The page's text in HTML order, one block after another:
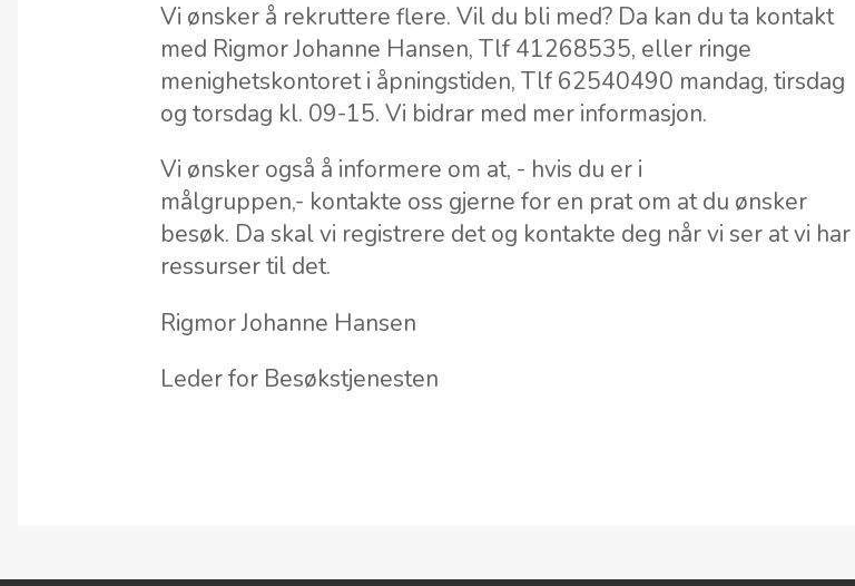
Vi ønsker å rekruttere flere. Vil du bli med? Da kan du ta kontakt
med Rigmor Johanne Hansen, Tlf 41268535, eller ringe
menighetskontoret i åpningstiden, Tlf 62540490 mandag, tirsdag
og torsdag kl. 09-15. Vi bidrar med mer informasjon.
Vi ønsker også å informere om at, - hvis du er i
målgruppen,- kontakte oss gjerne for en prat om at du ønsker
besøk. Da skal vi registrere det og kontakte deg når vi ser at vi har
ressurser til det.
Rigmor Johanne Hansen
Leder for Besøkstjenesten